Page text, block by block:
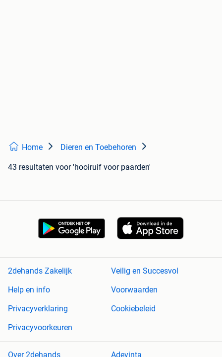
Home Dieren en Toebehoren
43 resultaten voor 'hooiruif voor paarden'
2dehands Zakelijk
Veilig en Succesvol
Help en info
Voorwaarden
Privacyverklaring
Cookiebeleid
Privacyvoorkeuren
Over 2dehands Adevinta